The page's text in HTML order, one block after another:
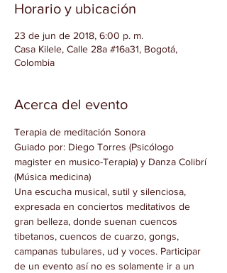
Horario y ubicación
23 de jun de 2018, 6:00 p. m.
Casa Kilele, Calle 28a #16a31, Bogotá,
Colombia
Acerca del evento
Terapia de meditación Sonora
Guiado por: Diego Torres (Psicólogo
magister en musico-Terapia) y Danza Colibrí
(Música medicina)
Una escucha musical, sutil y silenciosa,
expresada en conciertos meditativos de
gran belleza, donde suenan cuencos
tibetanos, cuencos de cuarzo, gongs,
campanas tubulares, ud y voces. Participar
de un evento así no es solamente ir a un